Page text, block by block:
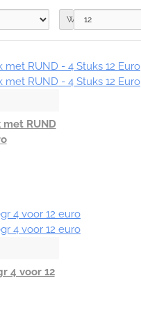
Weergegeven:
RUND
4 voor 12